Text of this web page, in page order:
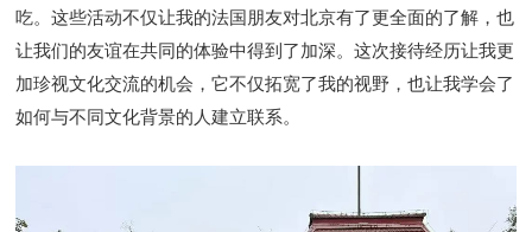
吃。这些活动不仅让我的法国朋友对北京有了更全面的了解，也
让我们的友谊在共同的体验中得到了加深。这次接待经历让我更
加珍视文化交流的机会，它不仅拓宽了我的视野，也让我学会了
如何与不同文化背景的人建立联系。